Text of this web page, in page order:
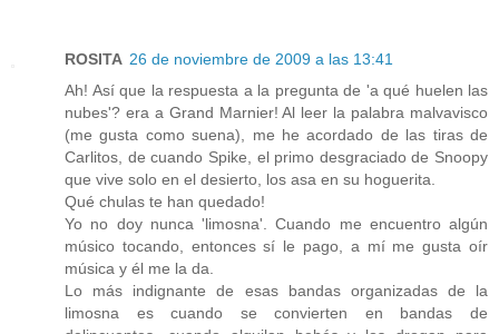
ROSITA 26 de noviembre de 2009 a las 13:41
Ah! Así que la respuesta a la pregunta de 'a qué huelen las
nubes'? era a Grand Marnier! Al leer la palabra malvavisco
(me gusta como suena), me he acordado de las tiras de
Carlitos, de cuando Spike, el primo desgraciado de Snoopy
que vive solo en el desierto, los asa en su hoguerita.
Qué chulas te han quedado!
Yo no doy nunca 'limosna'. Cuando me encuentro algún
músico tocando, entonces sí le pago, a mí me gusta oír
música y él me la da.
Lo más indignante de esas bandas organizadas de la
limosna es cuando se convierten en bandas de